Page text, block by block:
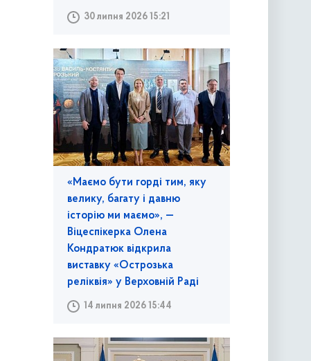
30 липня 2026 15:21
«Маємо бути горді тим, яку
велику, багату і давню
історію ми маємо», —
Віцеспікерка Олена
Кондратюк відкрила
виставку «Острозька
реліквія» у Верховній Раді
14 липня 2026 15:44